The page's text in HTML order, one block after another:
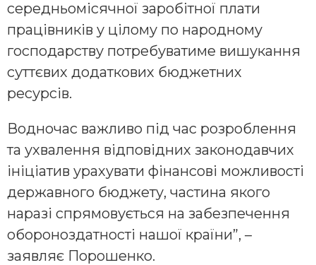
середньомісячної заробітної плати
працівників у цілому по народному
господарству потребуватиме вишукання
суттєвих додаткових бюджетних
ресурсів.
Водночас важливо під час розроблення
та ухвалення відповідних законодавчих
ініціатив урахувати фінансові можливості
державного бюджету, частина якого
наразі спрямовується на забезпечення
обороноздатності нашої країни”, –
заявляє Порошенко.